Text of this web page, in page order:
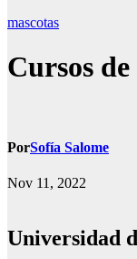
mascotas
Cursos
PorSofía Salome
Nov 11, 2022
Universidad